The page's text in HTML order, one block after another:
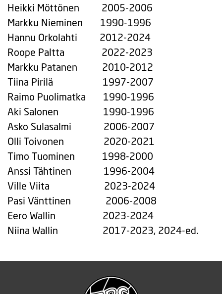
Heikki Möttönen 2005-2006
Markku Nieminen 1990-1996
Hannu Orkolahti 2012-2024
Roope Paltta 2022-2023
Markku Patanen 2010-2012
Tiina Pirilä 1997-2007
Raimo Puolimatka 1990-1996
Aki Salonen 1990-1996
Asko Sulasalmi 2006-2007
Olli Toivonen 2020-2021
Timo Tuominen 1998-2000
Anssi Tähtinen 1996-2004
Ville Viita 2023-2024
Pasi Vänttinen 2006-2008
Eero Wallin 2023-2024
Niina Wallin 2017-2023, 2024-ed.